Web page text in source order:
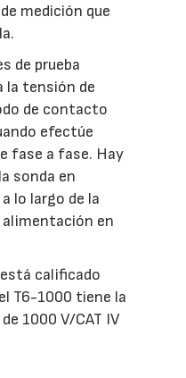
medición que
de prueba
la tensión de
de contacto
efectúe
fase a fase. Hay
sonda en
lo largo de la
en
calificado
T6-1000 tiene la
1000 V/CAT IV